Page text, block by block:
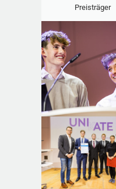
Preisträger